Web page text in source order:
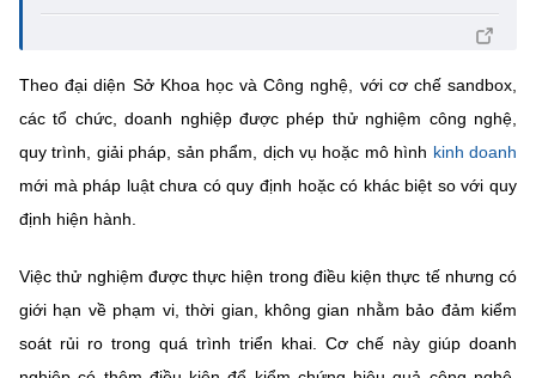
Theo đại diện Sở Khoa học và Công nghệ, với cơ chế sandbox,
các tổ chức, doanh nghiệp được phép thử nghiệm công nghệ,
quy trình, giải pháp, sản phẩm, dịch vụ hoặc mô hình kinh doanh
mới mà pháp luật chưa có quy định hoặc có khác biệt so với quy
định hiện hành.
Việc thử nghiệm được thực hiện trong điều kiện thực tế nhưng có
giới hạn về phạm vi, thời gian, không gian nhằm bảo đảm kiểm
soát rủi ro trong quá trình triển khai. Cơ chế này giúp doanh